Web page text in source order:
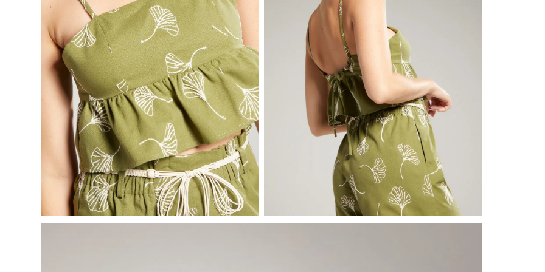
Otros:
En